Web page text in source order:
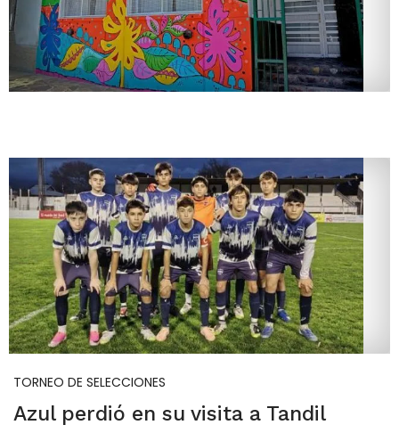
TORNEO DE SELECCIONES
Azul perdió en su visita a Tandil